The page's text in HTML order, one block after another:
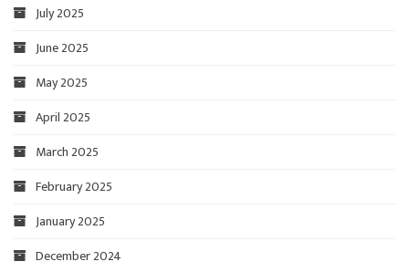
July 2025
June 2025
May 2025
April 2025
March 2025
February 2025
January 2025
December 2024